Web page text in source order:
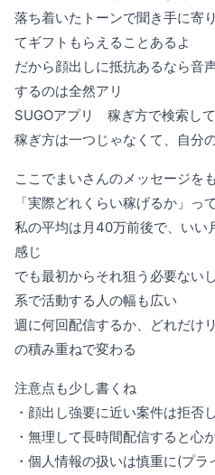
落ち着いたトーンで聞き手に寄
てギフトもらえることあるよ
だから顔出しに抵抗あるなら音
するのは全然アリ
SUGOアプリ 稼ぎ方で検索し
稼ぎ方は一つじゃなくて、自分
ここでまいさんのメッセージを
「実際どれくらい稼げるか」っ
私の平均は月40万前後で、いい
感じ
でも最初からそれ狙う必要な
系で活動する人の幅も広い
週に何回配信するか、どれだけ
の積み重ねで変わる
注意点も少し書くね
・顔出し強要に近い案件は拒否
・無理して長時間配信すると心
・個人情報の扱いは慎重に(プ